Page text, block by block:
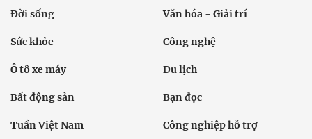
Đời sống Văn hóa - Giải trí
Sức khỏe Công nghệ
Ô tô xe máy Du lịch
Bất động sản Bạn đọc
Tuần Việt Nam Công nghiệp hỗ trợ